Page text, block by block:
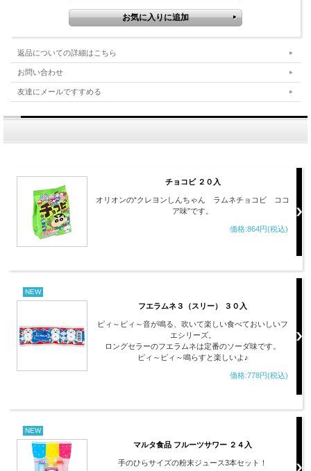
返品についての詳細はこちら
お問い合わせ
友達にメールですすめる
チョコビ ２０入
オリオンの“クレヨンしんちゃん ラムネチョコビ ココ
ア味”です。
価格:864円(税込)
NEW
フエラムネ３（スリー） ３０入
ピィ～ピィ～音が鳴る、吹いて楽しい食べておいしいフ
エシリーズ。
ロングセラーのフエラムネは定番のソーダ味です。
ピィ～ピィ～鳴らすと楽しいよ♪
価格:778円(税込)
NEW
マルタ食品 フルーツサワー ２４入
手のひらサイズの粉末ジュース3本セット！